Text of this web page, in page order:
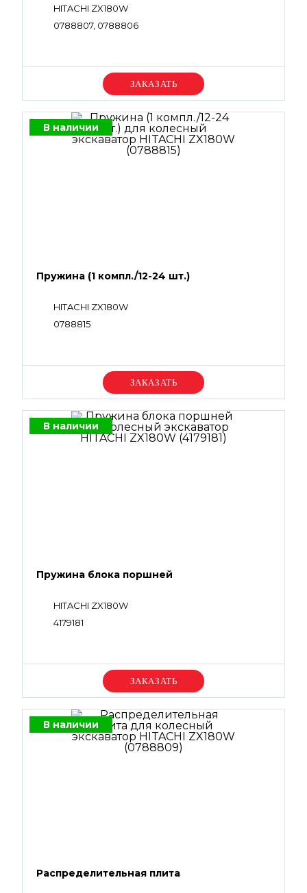
HITACHI ZX180W
0788807, 0788806
Уточняйте цену
В наличии
Пружина (1 компл./12-24 шт.)
HITACHI ZX180W
0788815
Уточняйте цену
В наличии
Пружина блока поршней
HITACHI ZX180W
4179181
Уточняйте цену
В наличии
Распределительная плита